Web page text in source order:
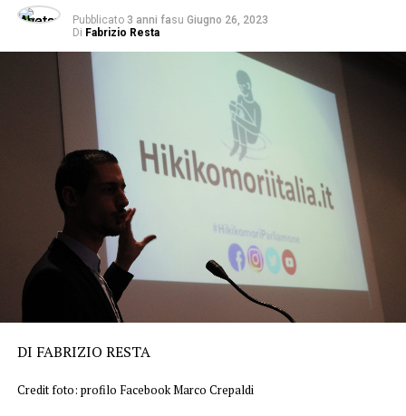
Pubblicato 3 anni fasu Giugno 26, 2023
Di Fabrizio Resta
DI FABRIZIO RESTA
Credit foto: profilo Facebook Marco Crepaldi